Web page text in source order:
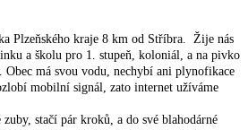
Plzeňského kraje 8 km od Stříbra. Žije nás
a školu pro 1. stupeň, koloniál, a na pivko
Obec má svou vodu, nechybí ani plynofikace
mobilní signál, zato internet užíváme
stačí pár kroků, a do své blahodárné